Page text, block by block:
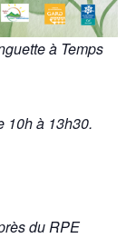
à Temps
10h à 13h30.
du RPE